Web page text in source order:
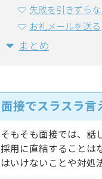
失敗を引きずら
お礼メールを送る
まとめ
面接でスラスラ言
そもそも面接では、話
採用に直結することは
はいけないことや対処